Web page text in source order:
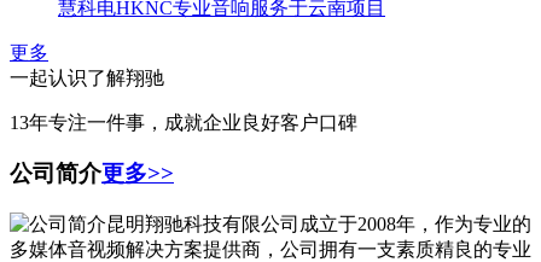
慧科电HKNC专业音响服务于云南项目
更多
一起认识了解翔驰
13年专注一件事，成就企业良好客户口碑
公司简介更多>>
昆明翔驰科技有限公司成立于2008年，作为专业的
多媒体音视频解决方案提供商，公司拥有一支素质精良的专业